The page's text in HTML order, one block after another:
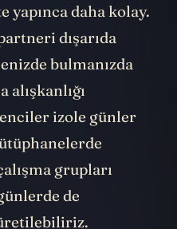
yapınca daha kolay.
dışarıda
bulmanızda
alışkanlığı
izole günler
grupları
de